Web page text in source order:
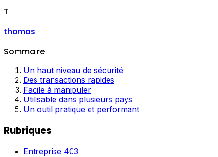
T
thomas
Sommaire
Un haut niveau de sécurité
Des transactions rapides
Facile à manipuler
Utilisable dans plusieurs pays
Un outil pratique et performant
Rubriques
Entreprise 403